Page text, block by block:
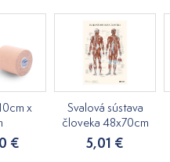
x
€
Svalová sústava
človeka 48x70cm
5,01 €